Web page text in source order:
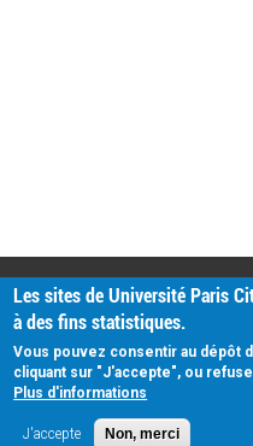
PRATIQUE
Plan d'accès
Intranet
Mentions légales
Données personnelles
Les sites de Université Paris
à des fins statistiques.
Vous pouvez consentir au dépôt
cliquant sur "J'accepte", ou
Plus d'informations
J'accepte Non, merci